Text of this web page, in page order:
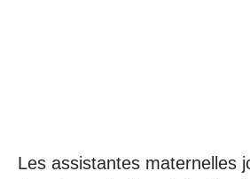
Les assistantes maternelles